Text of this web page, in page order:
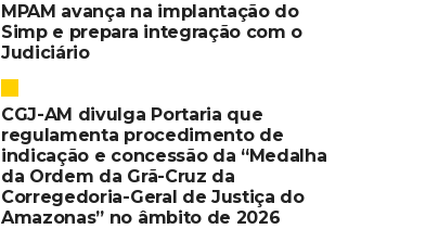
MPAM avança na implantação do
Simp e prepara integração com o
Judiciário
CGJ-AM divulga Portaria que
regulamenta procedimento de
indicação e concessão da “Medalha
da Ordem da Grã-Cruz da
Corregedoria-Geral de Justiça do
Amazonas” no âmbito de 2026